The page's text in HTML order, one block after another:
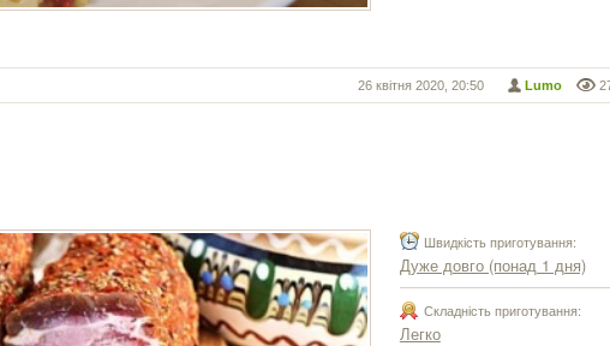
Lumo
26 квітня 2020, 20:50
Швидкість приготування:
Дуже довго (понад 1 дня)
Складність приготування:
Легко